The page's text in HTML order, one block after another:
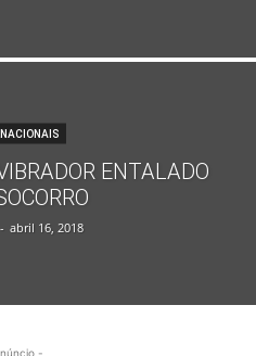
ENTALADO
- abril 16, 2018
-